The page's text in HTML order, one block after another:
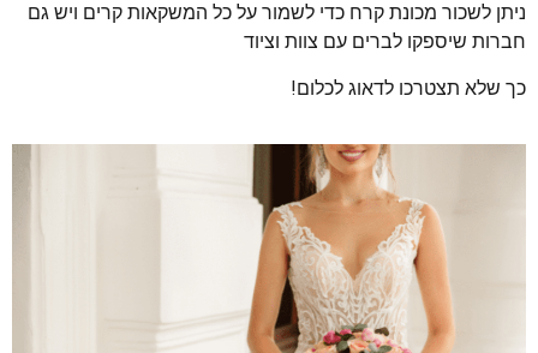
ניתן לשכור מכונת קרח כדי לשמור על כל המשקאות קרים ויש גם
חברות שיספקו לברים עם צוות וציוד
כך שלא תצטרכו לדאוג לכלום!